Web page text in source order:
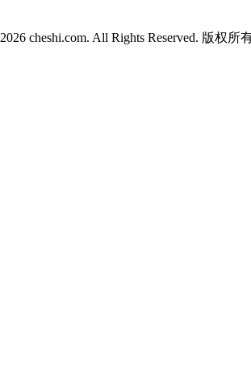
2026 cheshi.com. All Rights Reserved. 版权